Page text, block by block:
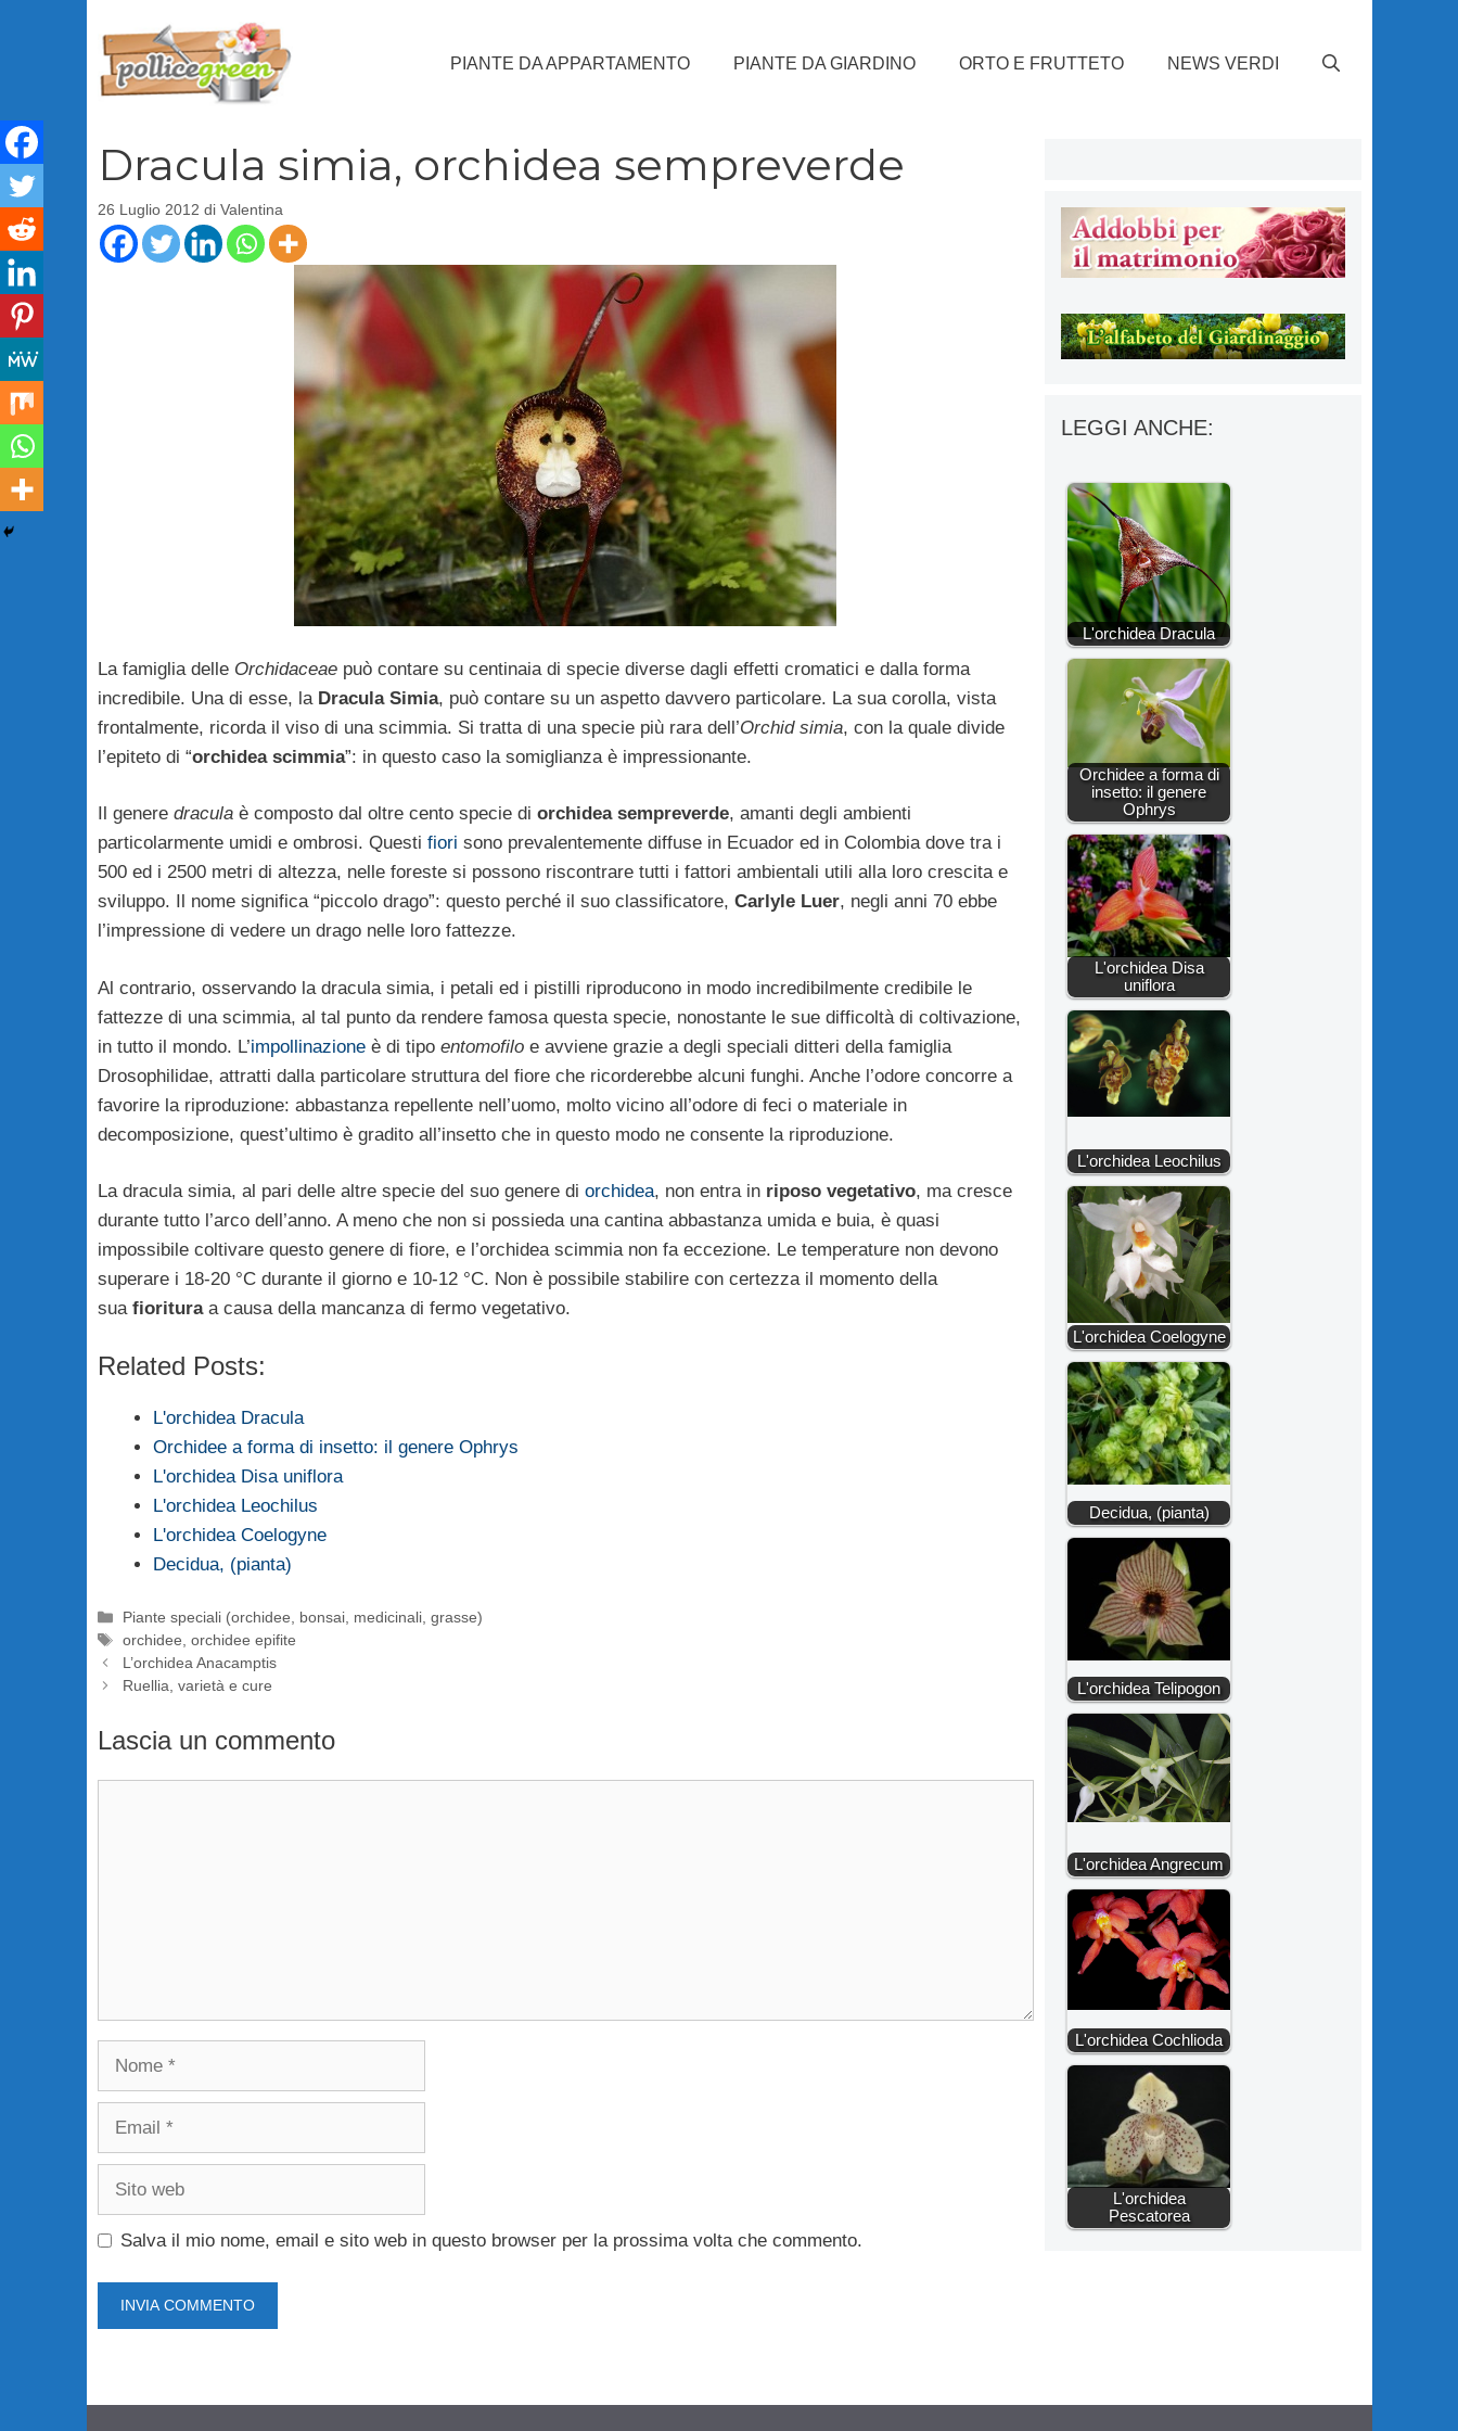
PIANTE DA APPARTAMENTO PIANTE DA GIARDINO ORTO E FRUTTETO NEWS VERDI
Dracula simia, orchidea sempreverde
26 Luglio 2012 di Valentina
La famiglia delle Orchidaceaepuò contare su centinaia di specie diverse dagli effetti cromatici e dalla forma
incredibile. Una di esse, la Dracula Simia, può contare su un aspetto davvero particolare. La sua corolla, vista
frontalmente, ricorda il viso di una scimmia. Si tratta di una specie più rara dell’Orchid simia, con la quale divide
l’epiteto di “orchidea scimmia”: in questo caso la somiglianza è impressionante.
Il genere draculaè composto dal oltre cento specie di orchidea sempreverde, amanti degli ambienti
particolarmente umidi e ombrosi. Questi fiori sono prevalentemente diffuse in Ecuador ed in Colombia dove tra i
500 ed i 2500 metri di altezza, nelle foreste si possono riscontrare tutti i fattori ambientali utili alla loro crescita e
sviluppo. Il nome significa “piccolo drago”: questo perché il suo classificatore, Carlyle Luer, negli anni 70 ebbe
l’impressione di vedere un drago nelle loro fattezze.
Al contrario, osservando la dracula simia, i petali ed i pistilli riproducono in modo incredibilmente credibile le
fattezze di una scimmia, al tal punto da rendere famosa questa specie, nonostante le sue difficoltà di coltivazione,
in tutto il mondo. L’impollinazioneè di tipo entomofiloe avviene grazie a degli speciali ditteri della famiglia
Drosophilidae, attratti dalla particolare struttura del fiore che ricorderebbe alcuni funghi. Anche l’odore concorre a
favorire la riproduzione: abbastanza repellente nell’uomo, molto vicino all’odore di feci o materiale in
decomposizione, quest’ultimo è gradito all’insetto che in questo modo ne consente la riproduzione.
La dracula simia, al pari delle altre specie del suo genere di orchidea, non entra in riposo vegetativo, ma cresce
durante tutto l’arco dell’anno. A meno che non si possieda una cantina abbastanza umida e buia, è quasi
impossibile coltivare questo genere di fiore, e l’orchidea scimmia non fa eccezione. Le temperature non devono
superare i 18-20 °C durante il giorno e 10-12 °C. Non è possibile stabilire con certezza il momento della
sua fiorituraa causa della mancanza di fermo vegetativo.
Related Posts:
L'orchidea Dracula
Orchidee a forma di insetto: il genere Ophrys
L'orchidea Disa uniflora
L'orchidea Leochilus
L'orchidea Coelogyne
Decidua, (pianta)
Categorie
Piante speciali (orchidee, bonsai, medicinali, grasse)
Tag
orchidee, orchidee epifite
L’orchidea Anacamptis
Ruellia, varietà e cure
Lascia un commento
Nome
Email
Sito
Salva il mio nome, email e sito web in questo browser per la prossima volta che commento.
LEGGI ANCHE:
L'orchidea Dracula
Orchidee a forma di
insetto: il genere
Ophrys
L'orchidea Disa
uniflora
L'orchidea Leochilus
L'orchidea Coelogyne
Decidua, (pianta)
L'orchidea Telipogon
L'orchidea Angrecum
L'orchidea Cochlioda
L'orchidea
Pescatorea